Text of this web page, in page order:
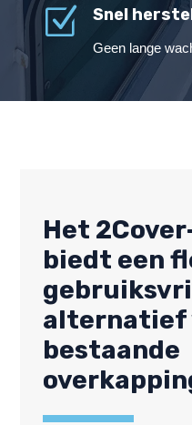
Z Snel
Geen lange
Het
biedt een
alternatief
bestaande